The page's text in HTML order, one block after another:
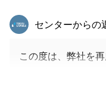
東急リバブル
センターからの
この度は、弊社を